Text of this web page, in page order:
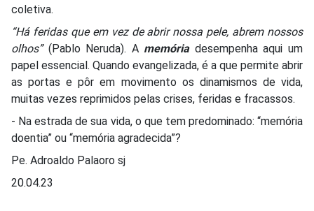
coletiva.
“Há feridas que em vez de abrir nossa pele, abrem nossos
olhos”(Pablo Neruda). A memóriadesempenha aqui um
papel essencial. Quando evangelizada, é a que permite abrir
as portas e pôr em movimento os dinamismos de vida,
muitas vezes reprimidos pelas crises, feridas e fracassos.
- Na estrada de sua vida, o que tem predominado: “memória
doentia” ou “memória agradecida”?
Pe. Adroaldo Palaoro sj
20.04.23